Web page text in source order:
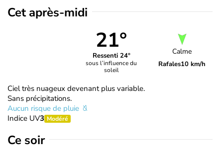
Cet après-midi
21°
Ressenti 24°
sous l’influence du
soleil
Calme
Rafales10 km/h
Ciel très nuageux devenant plus variable.
Sans précipitations.
Aucun risque de pluie
Indice UV3 Modéré
Ce soir